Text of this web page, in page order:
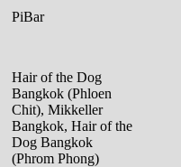
PiBar
Hair of the Dog
Bangkok (Phloen
Chit), Mikkeller
Bangkok, Hair of the
Dog Bangkok
(Phrom Phong)